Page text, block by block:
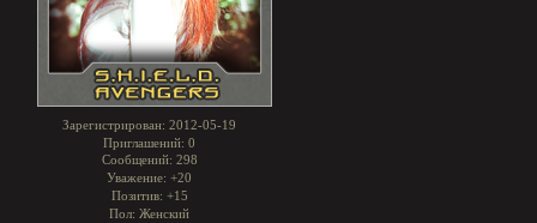
Зарегистрирован: 2012-05-19
Приглашений: 0
Сообщений: 298
Уважение: +20
Позитив: +15
Пол: Женский